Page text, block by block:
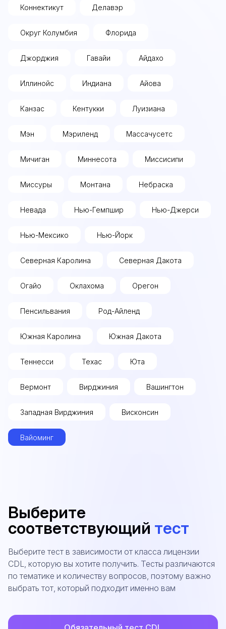
Коннектикут Делавэр
Округ Колумбия Флорида
Джорджия Гавайи Айдахо
Иллинойс Индиана Айова
Канзас Кентукки Луизиана
Мэн Мэриленд Массачусетс
Мичиган Миннесота Миссисипи
Миссуры Монтана Небраска
Невада Нью-Гемпшир Нью-Джерси
Нью-Мексико Нью-Йорк
Северная Каролина Северная Дакота
Огайо Оклахома Орегон
Пенсильвания Род-Айленд
Южная Каролина Южная Дакота
Теннесси Техас Юта
Вермонт Вирджиния Вашингтон
Западная Вирджиния Висконсин
Вайоминг
Выберите
соответствующий тест
Выберите тест в зависимости от класса лицензии
CDL, которую вы хотите получить. Тесты различаются
по тематике и количеству вопросов, поэтому важно
выбрать тот, который подходит именно вам